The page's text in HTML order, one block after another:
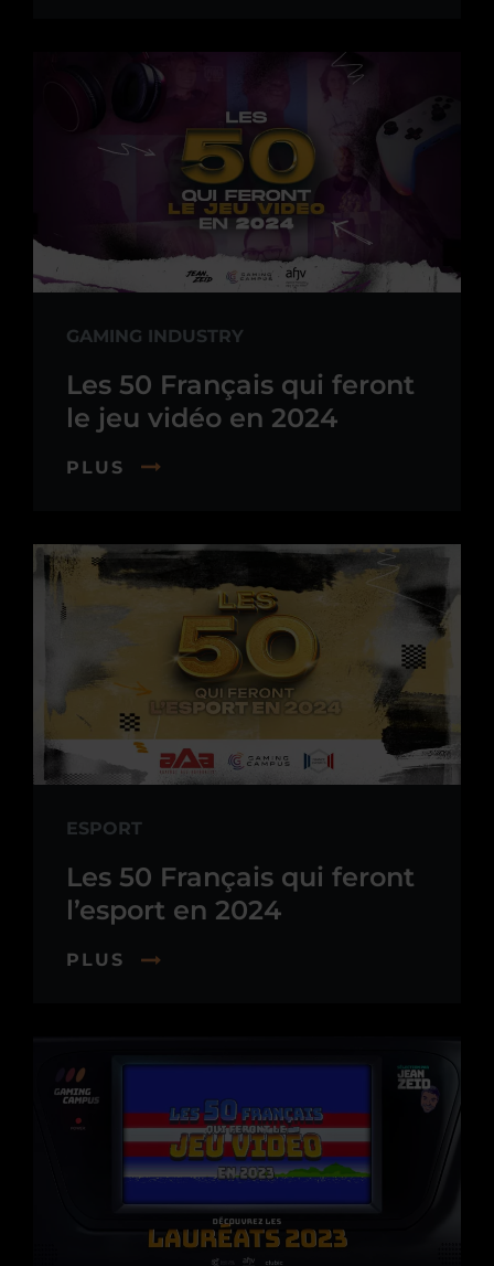
GAMING INDUSTRY
Les 50 Français qui feront
le jeu vidéo en 2024
PLUS
ESPORT
Les 50 Français qui feront
l’esport en 2024
PLUS